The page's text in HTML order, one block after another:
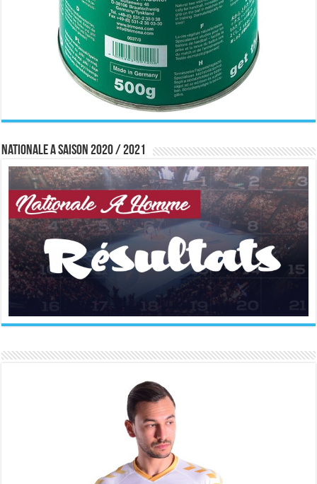
Nationale A saison 2020 / 2021